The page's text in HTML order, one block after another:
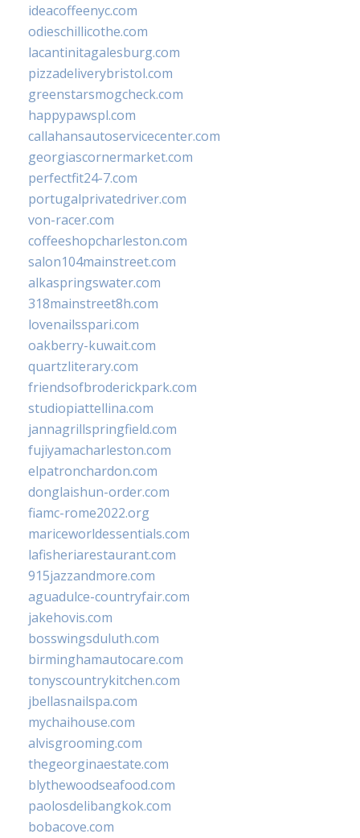
ideacoffeenyc.com
odieschillicothe.com
lacantinitagalesburg.com
pizzadeliverybristol.com
greenstarsmogcheck.com
happypawspl.com
callahansautoservicecenter.com
georgiascornermarket.com
perfectfit24-7.com
portugalprivatedriver.com
von-racer.com
coffeeshopcharleston.com
salon104mainstreet.com
alkaspringswater.com
318mainstreet8h.com
lovenailsspari.com
oakberry-kuwait.com
quartzliterary.com
friendsofbroderickpark.com
studiopiattellina.com
jannagrillspringfield.com
fujiyamacharleston.com
elpatronchardon.com
donglaishun-order.com
fiamc-rome2022.org
mariceworldessentials.com
lafisheriarestaurant.com
915jazzandmore.com
aguadulce-countryfair.com
jakehovis.com
bosswingsduluth.com
birminghamautocare.com
tonyscountrykitchen.com
jbellasnailspa.com
mychaihouse.com
alvisgrooming.com
thegeorginaestate.com
blythewoodseafood.com
paolosdelibangkok.com
bobacove.com